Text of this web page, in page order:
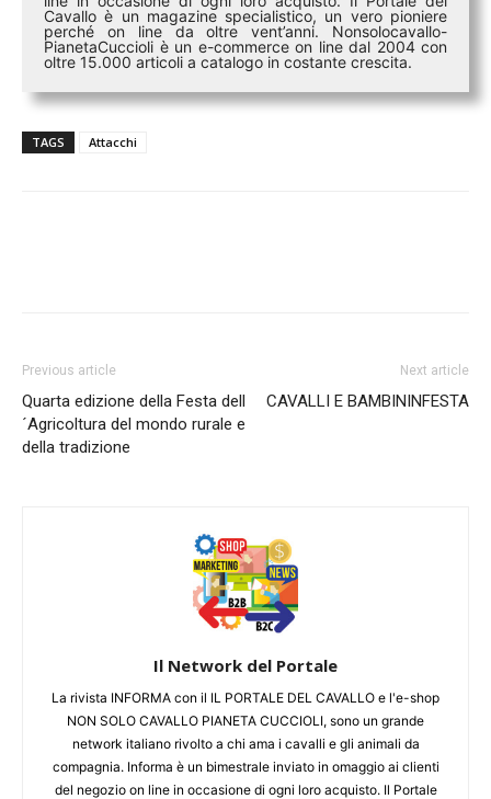
Cavallo è un magazine specialistico, un vero pioniere
perché on line da oltre vent’anni. Nonsolocavallo-
PianetaCuccioli è un e-commerce on line dal 2004 con
oltre 15.000 articoli a catalogo in costante crescita.
TAGS Attacchi
Previous article
Quarta edizione della Festa dell
´Agricoltura del mondo rurale e
della tradizione
Next article
CAVALLI E BAMBININFESTA
Il Network del Portale
La rivista INFORMA con il IL PORTALE DEL CAVALLO e l'e-shop
NON SOLO CAVALLO PIANETA CUCCIOLI, sono un grande
network italiano rivolto a chi ama i cavalli e gli animali da
compagnia. Informa è un bimestrale inviato in omaggio ai clienti
del negozio on line in occasione di ogni loro acquisto. Il Portale